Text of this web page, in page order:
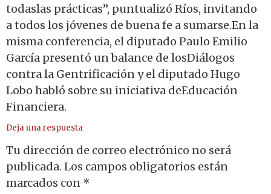
todaslas prácticas”, puntualizó Ríos, invitando
a todos los jóvenes de buena fe a sumarse.En la
misma conferencia, el diputado Paulo Emilio
García presentó un balance de losDiálogos
contra la Gentrificación y el diputado Hugo
Lobo habló sobre su iniciativa deEducación
Financiera.
Deja una respuesta
Tu dirección de correo electrónico no será
publicada. Los campos obligatorios están
marcados con *